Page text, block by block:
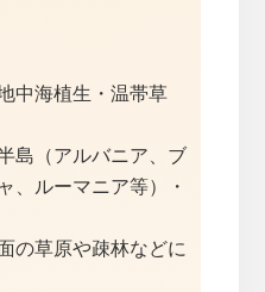
中海植生・温帯草
島（アルバニア、ブ
、ルーマニア等）・
の草原や疎林などに